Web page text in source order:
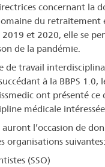
concernant la
du retraitement
et 2020, elle se
de la pandémie.
de travail
à la BBPS 1.0,
ont présenté ce
médicale
l’occasion de
organisations suivantes:
(SSO)